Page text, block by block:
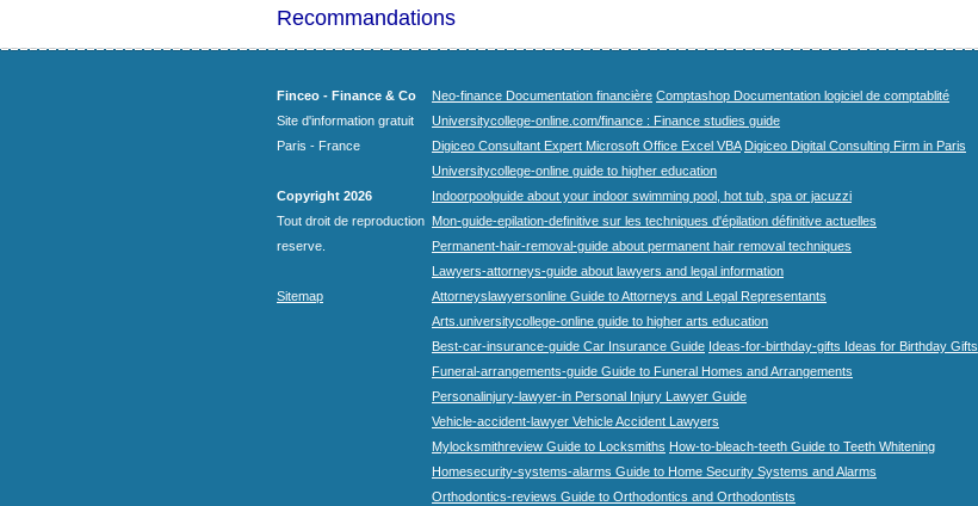
Recommandations
Finceo - Finance & Co
Site d'information gratuit
Paris - France
Copyright 2026
Tout droit de reproduction
reserve.
Sitemap
Neo-finance Documentation financière Comptashop Documentation logiciel de comptablité
Universitycollege-online.com/finance : Finance studies guide
Digiceo Consultant Expert Microsoft Office Excel VBA Digiceo Digital Consulting Firm in Paris
Universitycollege-online guide to higher education
Indoorpoolguide about your indoor swimming pool, hot tub, spa or jacuzzi
Mon-guide-epilation-definitive sur les techniques d'épilation définitive actuelles
Permanent-hair-removal-guide about permanent hair removal techniques
Lawyers-attorneys-guide about lawyers and legal information
Attorneyslawyersonline Guide to Attorneys and Legal Representants
Arts.universitycollege-online guide to higher arts education
Best-car-insurance-guide Car Insurance Guide Ideas-for-birthday-gifts Ideas for Birthday Gifts
Funeral-arrangements-guide Guide to Funeral Homes and Arrangements
Personalinjury-lawyer-in Personal Injury Lawyer Guide
Vehicle-accident-lawyer Vehicle Accident Lawyers
Mylocksmithreview Guide to Locksmiths How-to-bleach-teeth Guide to Teeth Whitening
Homesecurity-systems-alarms Guide to Home Security Systems and Alarms
Orthodontics-reviews Guide to Orthodontics and Orthodontists